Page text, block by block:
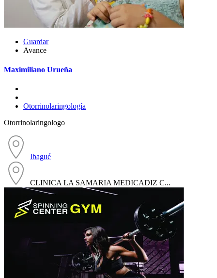
Guardar
Avance
Maximiliano Urueña
Otorrinolaringología
Otorrinolaringologo
Ibagué
CLINICA LA SAMARIA MEDICADIZ C...